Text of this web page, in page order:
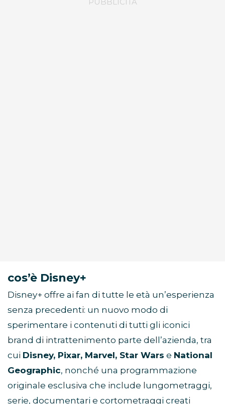
cos’è Disney+
Disney+ offre ai fan di tutte le età un’esperienza
senza precedenti: un nuovo modo di
sperimentare i contenuti di tutti gli iconici
brand di intrattenimento parte dell’azienda, tra
cui Disney, Pixar, Marvel, Star Wars e National
Geographic, nonché una programmazione
originale esclusiva che include lungometraggi,
serie, documentari e cortometraggi creati